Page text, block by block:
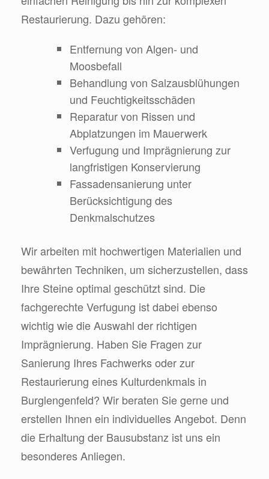
Restaurierung. Dazu gehören:
Entfernung von Algen- und
Moosbefall
Behandlung von Salzausblühungen
und Feuchtigkeitsschäden
Reparatur von Rissen und
Abplatzungen im Mauerwerk
Verfugung und Imprägnierung zur
langfristigen Konservierung
Fassadensanierung unter
Berücksichtigung des
Denkmalschutzes
Wir arbeiten mit hochwertigen Materialien und
bewährten Techniken, um sicherzustellen, dass
Ihre Steine optimal geschützt sind. Die
fachgerechte Verfugung ist dabei ebenso
wichtig wie die Auswahl der richtigen
Imprägnierung. Haben Sie Fragen zur
Sanierung Ihres Fachwerks oder zur
Restaurierung eines Kulturdenkmals in
Burglengenfeld? Wir beraten Sie gerne und
erstellen Ihnen ein individuelles Angebot. Denn
die Erhaltung der Bausubstanz ist uns ein
besonderes Anliegen.